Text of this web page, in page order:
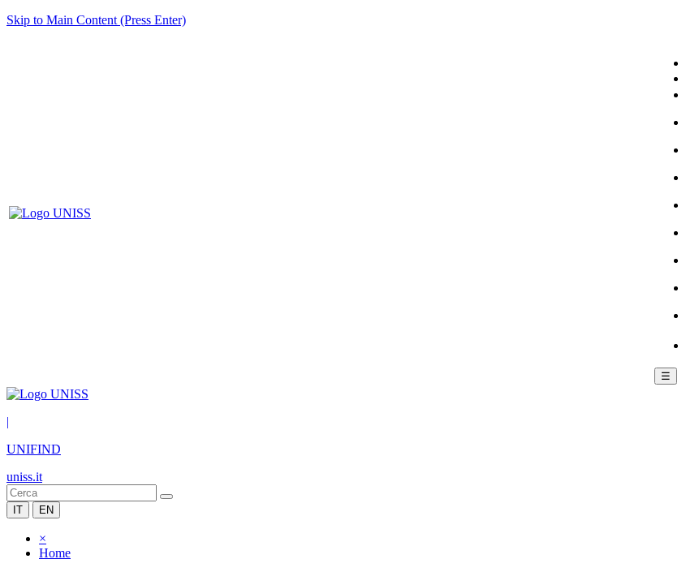
Skip to Main Content (Press Enter)
☰
|
UNIFIND
uniss.it
IT EN
×
Home